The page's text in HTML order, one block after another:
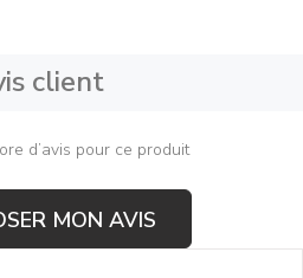
client
d’avis pour ce produit
MON AVIS